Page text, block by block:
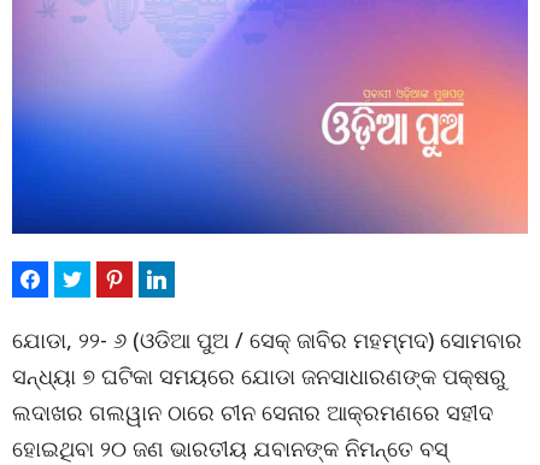
ଯୋଡା, ୨୨- ୬ (ଓଡିଆ ପୁଅ / ସେକ୍ ଜାବିର ମହମ୍ମଦ) ସୋମବାର
ସନ୍ଧ୍ୟା ୭ ଘଟିକା ସମୟରେ ଯୋଡା ଜନସାଧାରଣଙ୍କ ପକ୍ଷରୁ
ଲଦାଖର ଗଲୱାନ ଠାରେ ଚୀନ ସେନାର ଆକ୍ରମଣରେ ସହୀଦ
ହୋଇଥିବା ୨୦ ଜଣ ଭାରତୀୟ ଯବାନଙ୍କ ନିମନ୍ତେ ବସ୍